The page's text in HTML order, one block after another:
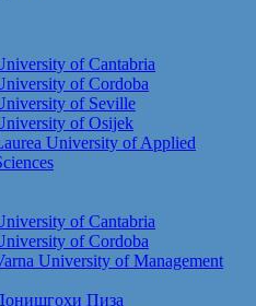
of Cantabria
of Cordoba
of Seville
of Osijek
University of Applied
of Cantabria
of Cordoba
University of Management
Пиза